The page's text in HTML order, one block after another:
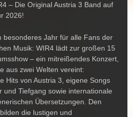
– Die Original Austria 3 Band auf
2026!
besonderes Jahr für alle Fans der
Musik: WIR4 lädt zur großen 15
– ein mitreißendes Konzert,
aus zwei Welten vereint:
Hits von Austria 3, eigene Songs
und Tiefgang sowie internationale
Übersetzungen . Den
die lustigen und